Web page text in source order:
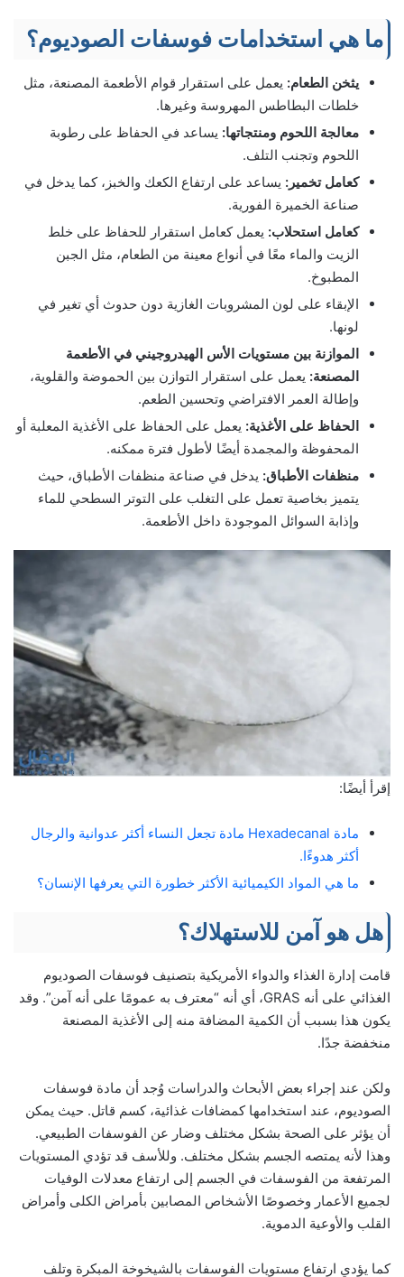
ما هي استخدامات فوسفات الصوديوم؟
يثخن الطعام: يعمل على استقرار قوام الأطعمة المصنعة، مثل
خلطات البطاطس المهروسة وغيرها.
معالجة اللحوم ومنتجاتها: يساعد في الحفاظ على رطوبة
اللحوم وتجنب التلف.
كعامل تخمير: يساعد على ارتفاع الكعك والخبز، كما يدخل في
صناعة الخميرة الفورية.
كعامل استحلاب: يعمل كعامل استقرار للحفاظ على خلط
الزيت والماء معًا في أنواع معينة من الطعام، مثل الجبن
المطبوخ.
الإبقاء على لون المشروبات الغازية دون حدوث أي تغير في
لونها.
الموازنة بين مستويات الأس الهيدروجيني في الأطعمة
المصنعة: يعمل على استقرار التوازن بين الحموضة والقلوية،
وإطالة العمر الافتراضي وتحسين الطعم.
الحفاظ على الأغذية: يعمل على الحفاظ على الأغذية المعلبة أو
المحفوظة والمجمدة أيضًا لأطول فترة ممكنه.
منظفات الأطباق: يدخل في صناعة منظفات الأطباق، حيث
يتميز بخاصية تعمل على التغلب على التوتر السطحي للماء
وإذابة السوائل الموجودة داخل الأطعمة.
إقرأ أيضًا:
مادة Hexadecanal مادة تجعل النساء أكثر عدوانية والرجال
أكثر هدوءًا.
ما هي المواد الكيميائية الأكثر خطورة التي يعرفها الإنسان؟
هل هو آمن للاستهلاك؟
قامت إدارة الغذاء والدواء الأمريكية بتصنيف فوسفات الصوديوم
الغذائي على أنه GRAS، أي أنه “معترف به عمومًا على أنه آمن”. وقد
يكون هذا بسبب أن الكمية المضافة منه إلى الأغذية المصنعة
منخفضة جدًا.
ولكن عند إجراء بعض الأبحاث والدراسات وُجد أن مادة فوسفات
الصوديوم، عند استخدامها كمضافات غذائية، كسم قاتل. حيث يمكن
أن يؤثر على الصحة بشكل مختلف وضار عن الفوسفات الطبيعي.
وهذا لأنه يمتصه الجسم بشكل مختلف. وللأسف قد تؤدي المستويات
المرتفعة من الفوسفات في الجسم إلى ارتفاع معدلات الوفيات
لجميع الأعمار وخصوصًا الأشخاص المصابين بأمراض الكلى وأمراض
القلب والأوعية الدموية.
كما يؤدي ارتفاع مستويات الفوسفات بالشيخوخة المبكرة وتلف